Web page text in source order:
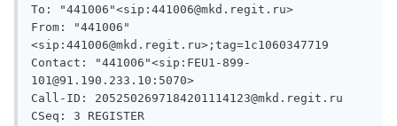
To: "441006"<sip:441006@mkd.regit.ru>
From: "441006"
<sip:441006@mkd.regit.ru>;tag=1c1060347719
Contact: "441006"<sip:FEU1-899-
101@91.190.233.10:5070>
Call-ID: 2052502697184201114123@mkd.regit.ru
CSeq: 3 REGISTER